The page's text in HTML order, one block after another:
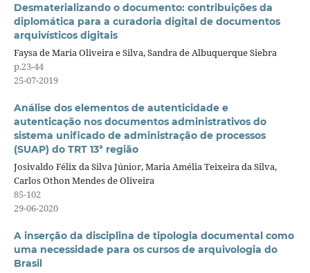
Desmaterializando o documento: contribuições da
diplomática para a curadoria digital de documentos
arquivísticos digitais
Faysa de Maria Oliveira e Silva, Sandra de Albuquerque Siebra
p.23-44
25-07-2019
Análise dos elementos de autenticidade e
autenticação nos documentos administrativos do
sistema unificado de administração de processos
(SUAP) do TRT 13ª região
Josivaldo Félix da Silva Júnior, Maria Amélia Teixeira da Silva,
Carlos Othon Mendes de Oliveira
85-102
29-06-2020
A inserção da disciplina de tipologia documental como
uma necessidade para os cursos de arquivologia do
Brasil